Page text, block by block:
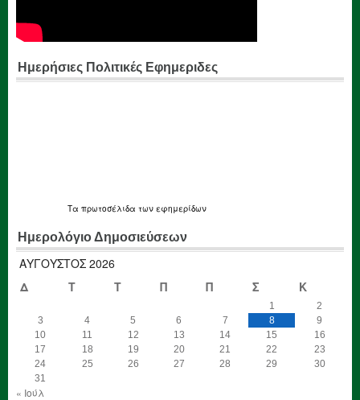
Ημερήσιες Πολιτικές Εφημεριδες
Τα πρωτοσέλιδα των εφημερίδων
Ημερολόγιο Δημοσιεύσεων
ΑΎΓΟΥΣΤΟΣ 2026
Δ
Τ Τ Π Π Σ Κ
1
2
3
4 5 6 7 8
9
10
11 12 13 14 15
16
17
18 19 20 21 22
23
24
25 26 27 28 29
30
31
« Ιούλ